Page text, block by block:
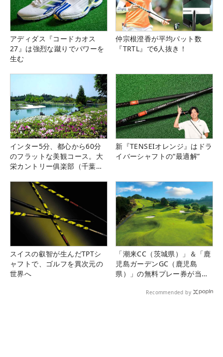
アディダス『コードカオス
27』は強烈な蹴りでパワーを
生む
仲宗根澄香が平均パット数
『TRTL』で6人抜き！
インター5分、都心から60分
のフラットな美観コース。大
栄カントリー俱楽部（千葉
新『TENSEIオレンジ』はドラ
イバーシャフトの“最適解”
スイスの叡智が生んだTPTシ
ャフトで、ゴルフを異次元の
世界へ
「潮来CC（茨城県）」＆「鹿
児島ガーデンGC（鹿児島
県）」の無料プレー券が当た
Recommended by